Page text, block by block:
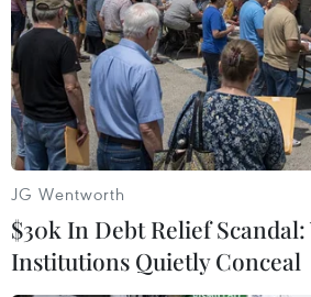
TIN LIÊN QUAN
JG Wentworth
$30k In Debt Relief
Institutions Quietly Conceal